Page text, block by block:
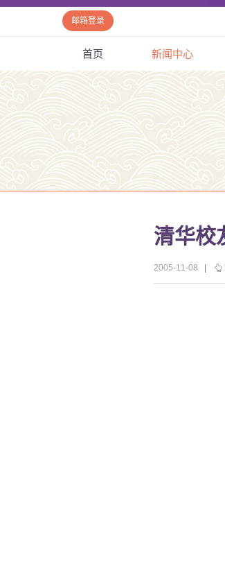
邮箱登录
首页 新闻中心
清华校
2005-11-08